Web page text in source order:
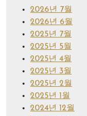
2026년 7월
2026년 6월
2025년 7월
2025년 5월
2025년 4월
2025년 3월
2025년 2월
2025년 1월
2024년 12월